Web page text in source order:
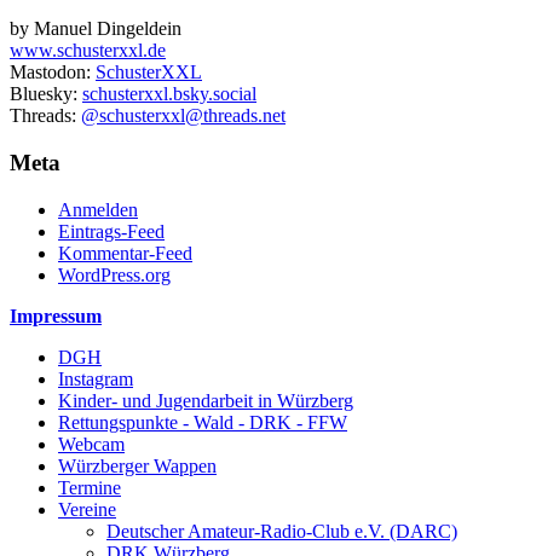
by Manuel Dingeldein
www.schusterxxl.de
Mastodon: SchusterXXL
Bluesky: schusterxxl.bsky.social
Threads: @schusterxxl@threads.net
Meta
Anmelden
Eintrags-Feed
Kommentar-Feed
WordPress.org
Impressum
DGH
Instagram
Kinder- und Jugendarbeit in Würzberg
Rettungspunkte - Wald - DRK - FFW
Webcam
Würzberger Wappen
Termine
Vereine
Deutscher Amateur-Radio-Club e.V. (DARC)